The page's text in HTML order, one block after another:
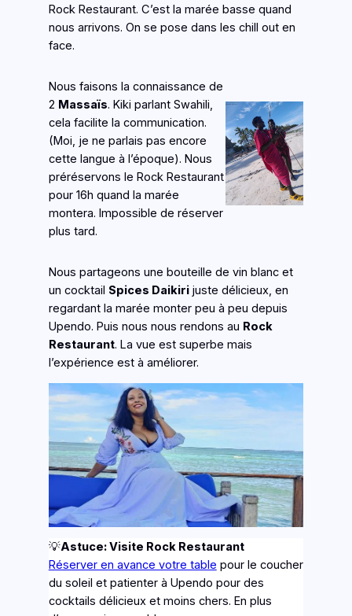
Rock Restaurant. C’est la marée basse quand
nous arrivons. On se pose dans les chill out en
face.
Nous faisons la connaissance de
2 Massaïs. Kiki parlant Swahili,
cela facilite la communication.
(Moi, je ne parlais pas encore
cette langue à l’époque). Nous
préréservons le Rock Restaurant
pour 16h quand la marée
montera. Impossible de réserver
plus tard.
Nous partageons une bouteille de vin blanc et
un cocktail Spices Daikiri juste délicieux, en
regardant la marée monter peu à peu depuis
Upendo. Puis nous nous rendons au Rock
Restaurant. La vue est superbe mais
l’expérience est à améliorer.
💡Astuce: Visite Rock Restaurant
Réserver en avance votre table pour le coucher
du soleil et patienter à Upendo pour des
cocktails délicieux et moins chers. En plus